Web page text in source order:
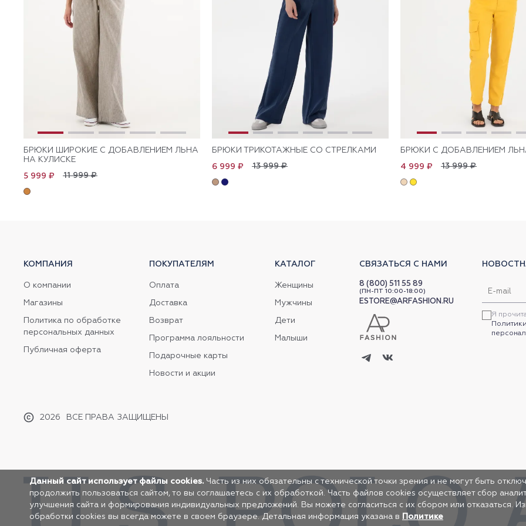
БРЮКИ ШИРОКИЕ С ДОБАВЛЕНИЕМ ЛЬНА
НА КУЛИСКЕ
11 999 ₽
5 999 ₽
БРЮКИ ТРИКОТАЖНЫЕ СО СТРЕЛКАМИ
13 999 ₽
6 999 ₽
БРЮКИ С ДОБАВЛЕНИЕМ
13 999 ₽
4 999 ₽
КОМПАНИЯ
О компании
Магазины
Политика по обработке
персональных данных
Публичная оферта
2026 ВСЕ ПРАВА ЗАЩИЩЕНЫ
ПОКУПАТЕЛЯМ
Оплата
Доставка
Возврат
Программа лояльности
Подарочные карты
Новости и акции
КАТАЛОГ
Женщины
Мужчины
Дети
Малыши
СВЯЗАТЬСЯ С НАМИ
8 (800) 511 55 89
(ПН-ПТ 10:00-18:00)
ESTORE@ARFASHION.RU
Я
Данный сайт использует файлы cookies. Часть из них обязательны с технической точки зрения и не могут быть
продолжить пользоваться сайтом, то вы соглашаетесь с их обработкой. Часть файлов cookies осуществляет сбор
улучшения сайта и формирования индивидуальных предложений. Вы можете согласиться с их сбором или отказаться.
обработки cookies вы всегда можете в своем браузере. Детальная информация указана в Политике